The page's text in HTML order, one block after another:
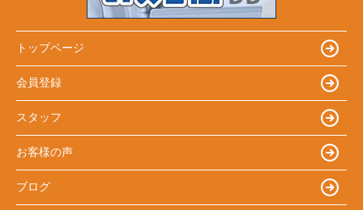
トップページ
会員登録
スタッフ
お客様の声
ブログ